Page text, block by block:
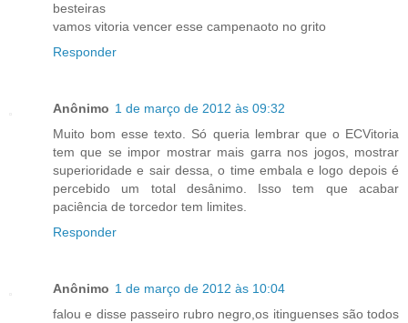
besteiras
vamos vitoria vencer esse campenaoto no grito
Responder
Anônimo 1 de março de 2012 às 09:32
Muito bom esse texto. Só queria lembrar que o ECVitoria
tem que se impor mostrar mais garra nos jogos, mostrar
superioridade e sair dessa, o time embala e logo depois é
percebido um total desânimo. Isso tem que acabar
paciência de torcedor tem limites.
Responder
Anônimo 1 de março de 2012 às 10:04
falou e disse passeiro rubro negro,os itinguenses são todos